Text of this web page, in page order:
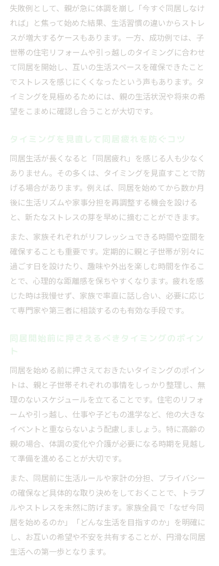
失敗例として、親が急に体調を崩し「今すぐ同居しなけ
れば」と焦って始めた結果、生活習慣の違いからストレ
スが増大するケースもあります。一方、成功例では、子
世帯の住宅リフォームや引っ越しのタイミングに合わせ
て同居を開始し、互いの生活スペースを確保できたこと
でストレスを感じにくくなったという声もあります。タ
イミングを見極めるためには、親の生活状況や将来の希
望をこまめに確認し合うことが大切です。
タイミングを見直して同居疲れを防ぐコツ
同居生活が長くなると「同居疲れ」を感じる人も少なく
ありません。その多くは、タイミングを見直すことで防
げる場合があります。例えば、同居を始めてから数か月
後に生活リズムや家事分担を再調整する機会を設ける
と、新たなストレスの芽を早めに摘むことができます。
また、家族それぞれがリフレッシュできる時間や空間を
確保することも重要です。定期的に親と子世帯が別々に
過ごす日を設けたり、趣味や外出を楽しむ時間を作るこ
とで、心理的な距離感を保ちやすくなります。疲れを感
じた時は我慢せず、家族で率直に話し合い、必要に応じ
て専門家や第三者に相談するのも有効な手段です。
同居開始前に押さえるべきタイミングのポイン
ト
同居を始める前に押さえておきたいタイミングのポイン
トは、親と子世帯それぞれの事情をしっかり整理し、無
理のないスケジュールを立てることです。住宅のリフォ
ームや引っ越し、仕事や子どもの進学など、他の大きな
イベントと重ならないよう配慮しましょう。特に高齢の
親の場合、体調の変化や介護が必要になる時期を見越し
て準備を進めることが大切です。
また、同居前に生活ルールや家計の分担、プライバシー
の確保など具体的な取り決めをしておくことで、トラブ
ルやストレスを未然に防げます。家族全員で「なぜ今同
居を始めるのか」「どんな生活を目指すのか」を明確に
し、お互いの希望や不安を共有することが、円滑な同居
生活への第一歩となります。